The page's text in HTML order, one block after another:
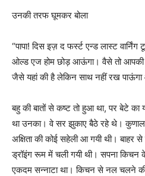
उनकी तरफ घूमकर बोला
“पापा! दिस इज़ द फर्स्ट एन्ड लास्ट
ओल्ड एज होम छोड़ आऊंगा। वैसे तो आपकी
जैसे यहां की है लेकिन साथ नहीं रख
बहु की बातों से कष्ट तो हुआ था, पर बेटे
था उनका। वे सर झुकाए बैठे रहे थे।
अक्षिता की कोई सहेली आ गयी थी। बाहर
ड्रॉइंग रूम में चली गयी थी। सपना
एकदम सन्नाटा था। किचन से नल चलने